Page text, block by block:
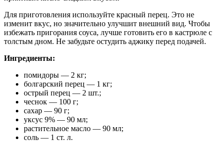
Для приготовления используйте красный перец. Это не
изменит вкус, но значительно улучшит внешний вид. Чтобы
избежать пригорания соуса, лучше готовить его в кастрюле с
толстым дном. Не забудьте остудить аджику перед подачей.
Ингредиенты:
помидоры — 2 кг;
болгарский перец — 1 кг;
острый перец — 2 шт.;
чеснок — 100 г;
сахар — 90 г;
уксус 9% — 90 мл;
растительное масло — 90 мл;
соль — 1 ст. л.